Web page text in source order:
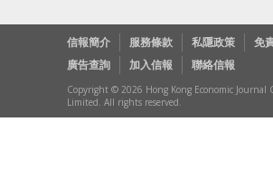
信報簡介 服務條款 私隱政策
免
廣告查詢
加入信報 聯絡信報
Copyright © 2026 Hong Kong Economic Journal
Limited. All rights reserved.